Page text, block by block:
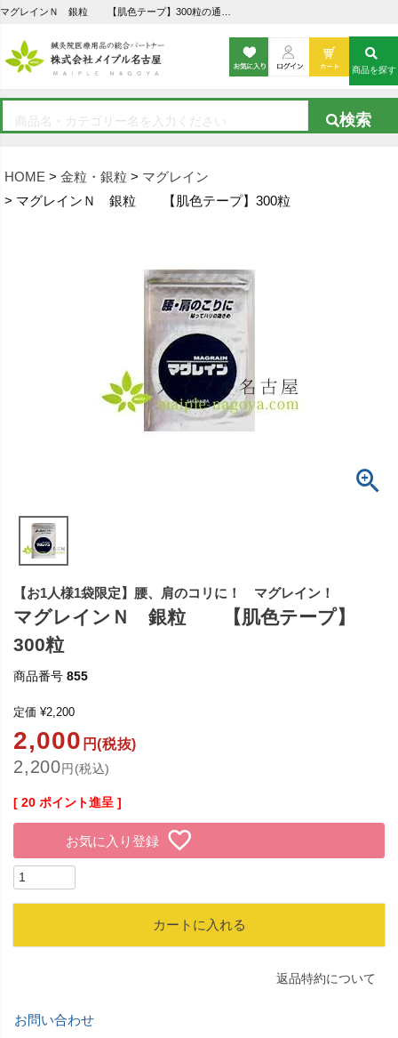
HOME 金粒・銀粒
マグレイン
マグレインＮ 銀粒 【肌色テープ】300粒
商品を探す
【お1人様1袋限定】腰、肩のコリに！ マグレイン！
マグレインＮ 銀粒 【肌色テープ】
300粒
商品番号 855
定価 ¥2,200
2,000 円(税抜)
2,200円(税込)
[ 20 ポイント進呈 ]
お気に入り登録
カートに入れる
返品特約について
お問い合わせ